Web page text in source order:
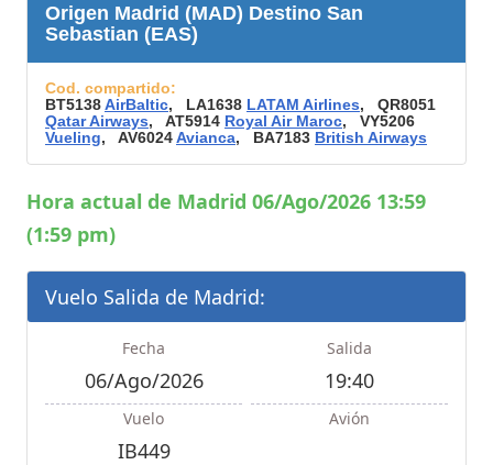
Origen Madrid (MAD) Destino San
Sebastian (EAS)
Cod. compartido:
BT5138AirBaltic, LA1638 LATAM Airlines, QR8051
Qatar Airways, AT5914 Royal Air Maroc, VY5206
Vueling, AV6024Avianca, BA7183 British Airways
Hora actual de Madrid 06/Ago/2026 13:59
(1:59 pm)
Vuelo Salida de Madrid:
Fecha
06/Ago/2026
Salida
19:40
Vuelo
IB449
Avión